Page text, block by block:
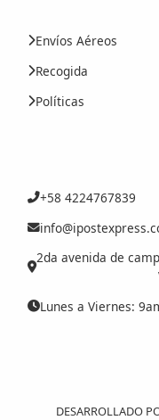
Envíos Aéreos
Recogida
Políticas
+58 4224767839
2da avenida de
Lunes a Viernes:
DESARROLLADO